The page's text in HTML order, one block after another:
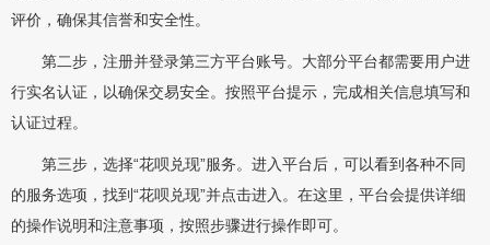
评价，确保其信誉和安全性。
第二步，注册并登录第三方平台账号。大部分平台都需要用户进
行实名认证，以确保交易安全。按照平台提示，完成相关信息填写和
认证过程。
第三步，选择“花呗兑现”服务。进入平台后，可以看到各种不同
的服务选项，找到“花呗兑现”并点击进入。在这里，平台会提供详细
的操作说明和注意事项，按照步骤进行操作即可。